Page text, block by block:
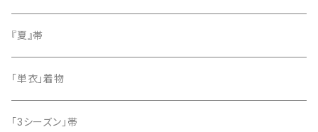
留袖
『夏』帯
「単衣」着物
「3シーズン」帯